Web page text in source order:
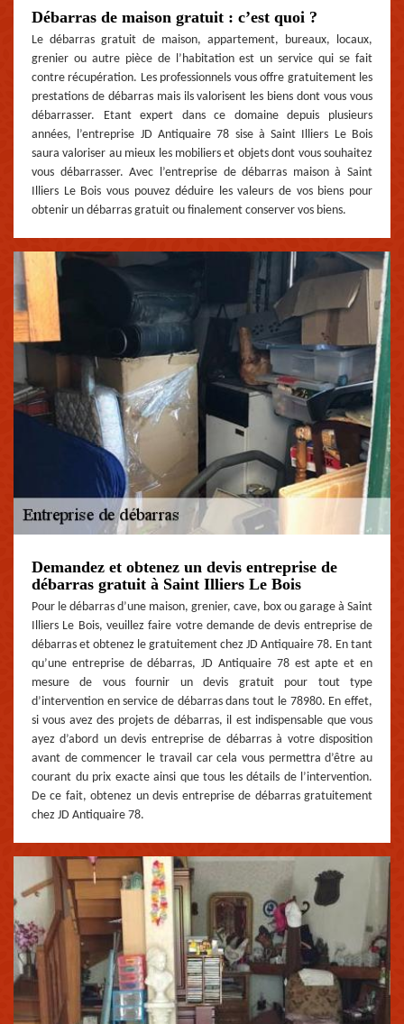
Débarras de maison gratuit : c’est quoi ?
Le débarras gratuit de maison, appartement, bureaux, locaux,
grenier ou autre pièce de l’habitation est un service qui se fait
contre récupération. Les professionnels vous offre gratuitement les
prestations de débarras mais ils valorisent les biens dont vous vous
débarrasser. Etant expert dans ce domaine depuis plusieurs
années, l’entreprise JD Antiquaire 78 sise à Saint Illiers Le Bois
saura valoriser au mieux les mobiliers et objets dont vous souhaitez
vous débarrasser. Avec l’entreprise de débarras maison à Saint
Illiers Le Bois vous pouvez déduire les valeurs de vos biens pour
obtenir un débarras gratuit ou finalement conserver vos biens.
Demandez et obtenez un devis entreprise de
débarras gratuit à Saint Illiers Le Bois
Pour le débarras d’une maison, grenier, cave, box ou garage à Saint
Illiers Le Bois, veuillez faire votre demande de devis entreprise de
débarras et obtenez le gratuitement chez JD Antiquaire 78. En tant
qu’une entreprise de débarras, JD Antiquaire 78 est apte et en
mesure de vous fournir un devis gratuit pour tout type
d’intervention en service de débarras dans tout le 78980. En effet,
si vous avez des projets de débarras, il est indispensable que vous
ayez d’abord un devis entreprise de débarras à votre disposition
avant de commencer le travail car cela vous permettra d’être au
courant du prix exacte ainsi que tous les détails de l’intervention.
De ce fait, obtenez un devis entreprise de débarras gratuitement
chez JD Antiquaire 78.